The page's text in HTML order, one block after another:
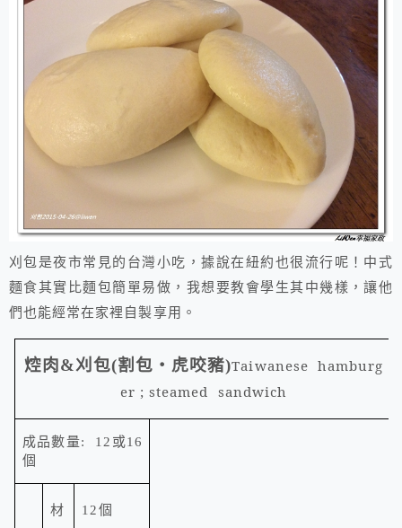
刈包是夜市常見的台灣小吃，據說在紐約也很流行呢！中式
麵食其實比麵包簡單易做，我想要教會學生其中幾樣，讓他
們也能經常在家裡自製享用。
焢肉&刈包(割包‧虎咬豬)Taiwanese hamburg
er ; steamed sandwich
成品數量: 12 或16
個
材
12個